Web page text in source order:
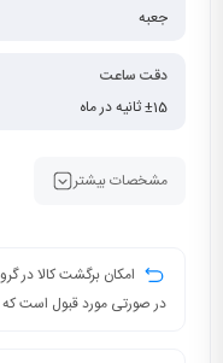
جعبه
دقت ساعت
±15 ثانیه در ماه
مشخصات بیشتر
امکان برگشت کالا در
در صورتی مورد قبول است